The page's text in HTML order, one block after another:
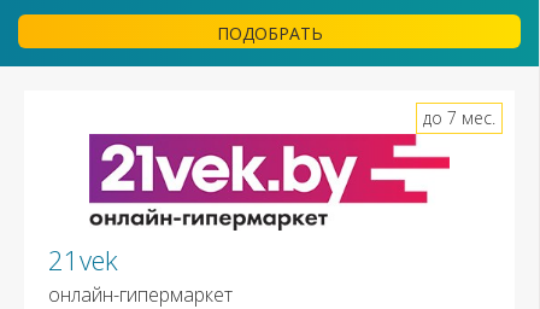
ПОДОБРАТЬ
21vek
онлайн-гипермаркет
до 7 мес.